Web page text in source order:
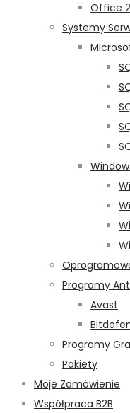
Office
Systemy
Programy
Avast
Programy
Pakiety
Moje Zamówienie
Współpraca B2B